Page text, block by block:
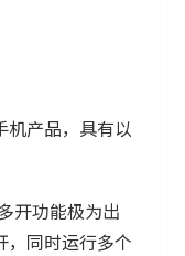
机产品，具有以
开功能极为出
，同时运行多个